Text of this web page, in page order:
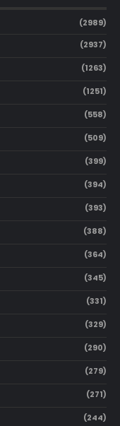
(2989)
(2937)
(1263)
(1251)
(558)
(509)
(399)
(394)
(393)
(388)
(364)
(345)
(331)
(329)
(290)
(279)
(271)
(244)